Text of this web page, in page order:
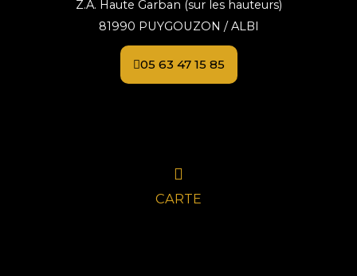
Z.A. Haute Garban (sur les hauteurs)
81990 PUYGOUZON / ALBI
05 63 47 15 85
CARTE